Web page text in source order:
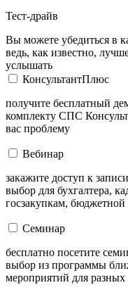
Тест-драйв
Вы можете убедиться в
ведь, как известно,
услышать
КонсультантПлюс
получите бесплатный
комплекту СПС
вас проблему
Вебинар
закажите доступ к
выбор для бухгалтера,
госзакупкам, бюджетной
Семинар
бесплатно посетите
выбор из программы
мероприятий для разных